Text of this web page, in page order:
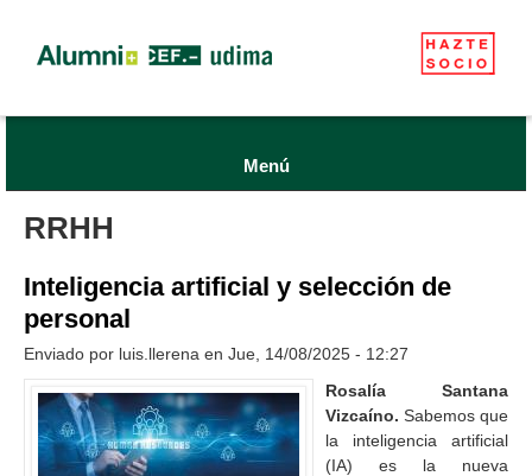
Menú
RRHH
Inteligencia artificial y selección de
personal
Enviado por luis.llerena en Jue, 14/08/2025 - 12:27
Rosalía Santana
Vizcaíno. Sabemos que
la inteligencia artificial
(IA) es la nueva